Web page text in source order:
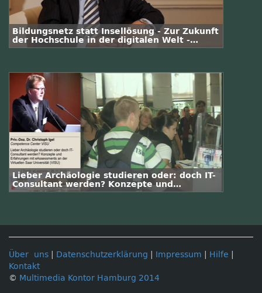
Bildungsnetz statt Insellösung - Zur Zukunft
der Hochschule in der digitalen Welt -
Interview Prof. Dr. Dr. h. c. mult. August-
Lieber Archäologie studieren oder: doch IT-
Consultant werden? Konzepte und
Erfahrungen mit eAssessments an der
Über uns Datenschutzerklärung Impressum Hilfe
Kontakt
© Multimedia Kontor Hamburg 2014